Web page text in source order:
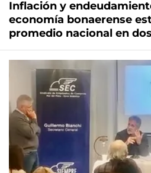
Inflación y
economía bonaerense
promedio nacional en